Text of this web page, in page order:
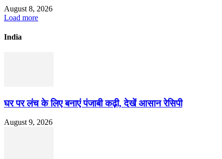
August 8, 2026
Load more
India
घर पर लंच के लिए बनाएं पंजाबी कढ़ी, देखें आसान रेसिपी
August 9, 2026